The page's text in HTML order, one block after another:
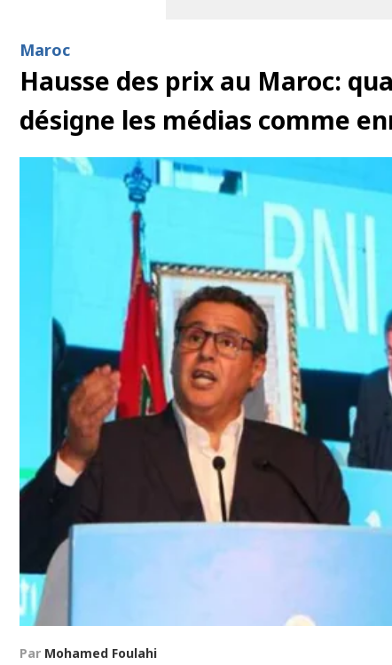
Maroc
Hausse des prix au Maroc:
désigne les médias comme
Par Mohamed Foulahi